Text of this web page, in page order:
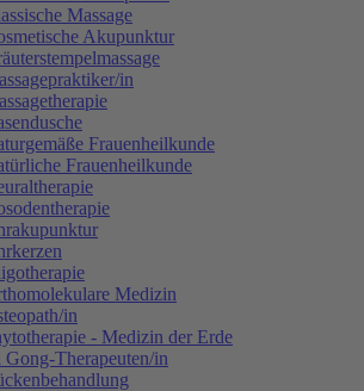
Massage
Akupunktur
in
Frauenheilkunde
Frauenheilkunde
Medizin
in
- Medizin der Erde
Gong-Therapeuten/in